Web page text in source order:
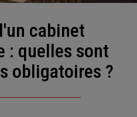
: quelles sont
obligatoires ?